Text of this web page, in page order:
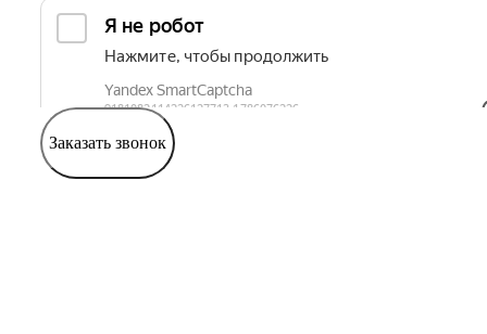
Заказать звонок